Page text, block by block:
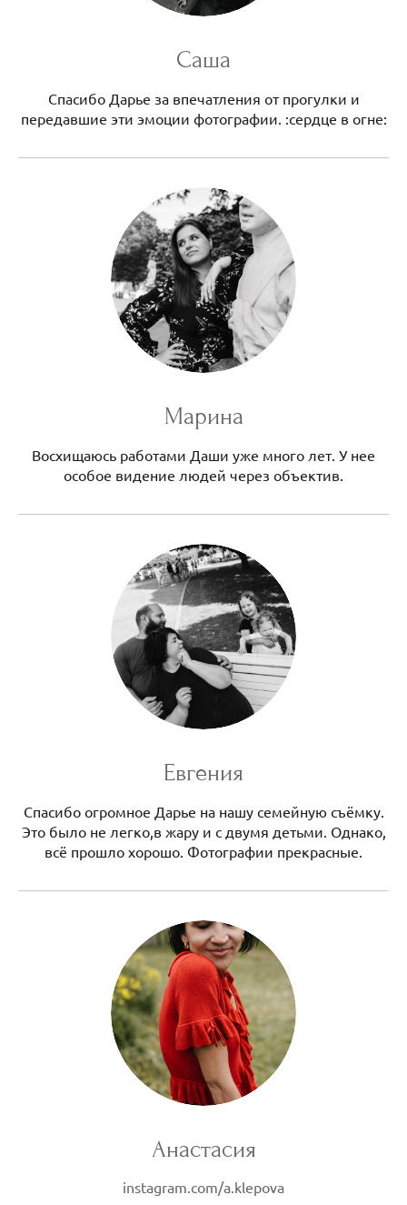
Саша
Спасибо Дарье за впечатления от прогулки и
передавшие эти эмоции фотографии. :сердце в огне:
Марина
Восхищаюсь работами Даши уже много лет. У нее
особое видение людей через объектив.
Евгения
Спасибо огромное Дарье на нашу семейную съёмку.
Это было не легко,в жару и с двумя детьми. Однако,
всё прошло хорошо. Фотографии прекрасные.
Анастасия
instagram.com/a.klepova